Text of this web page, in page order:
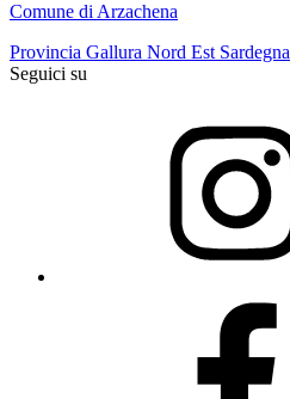
Comune di Arzachena
Provincia Gallura Nord Est Sardegna
Seguici su